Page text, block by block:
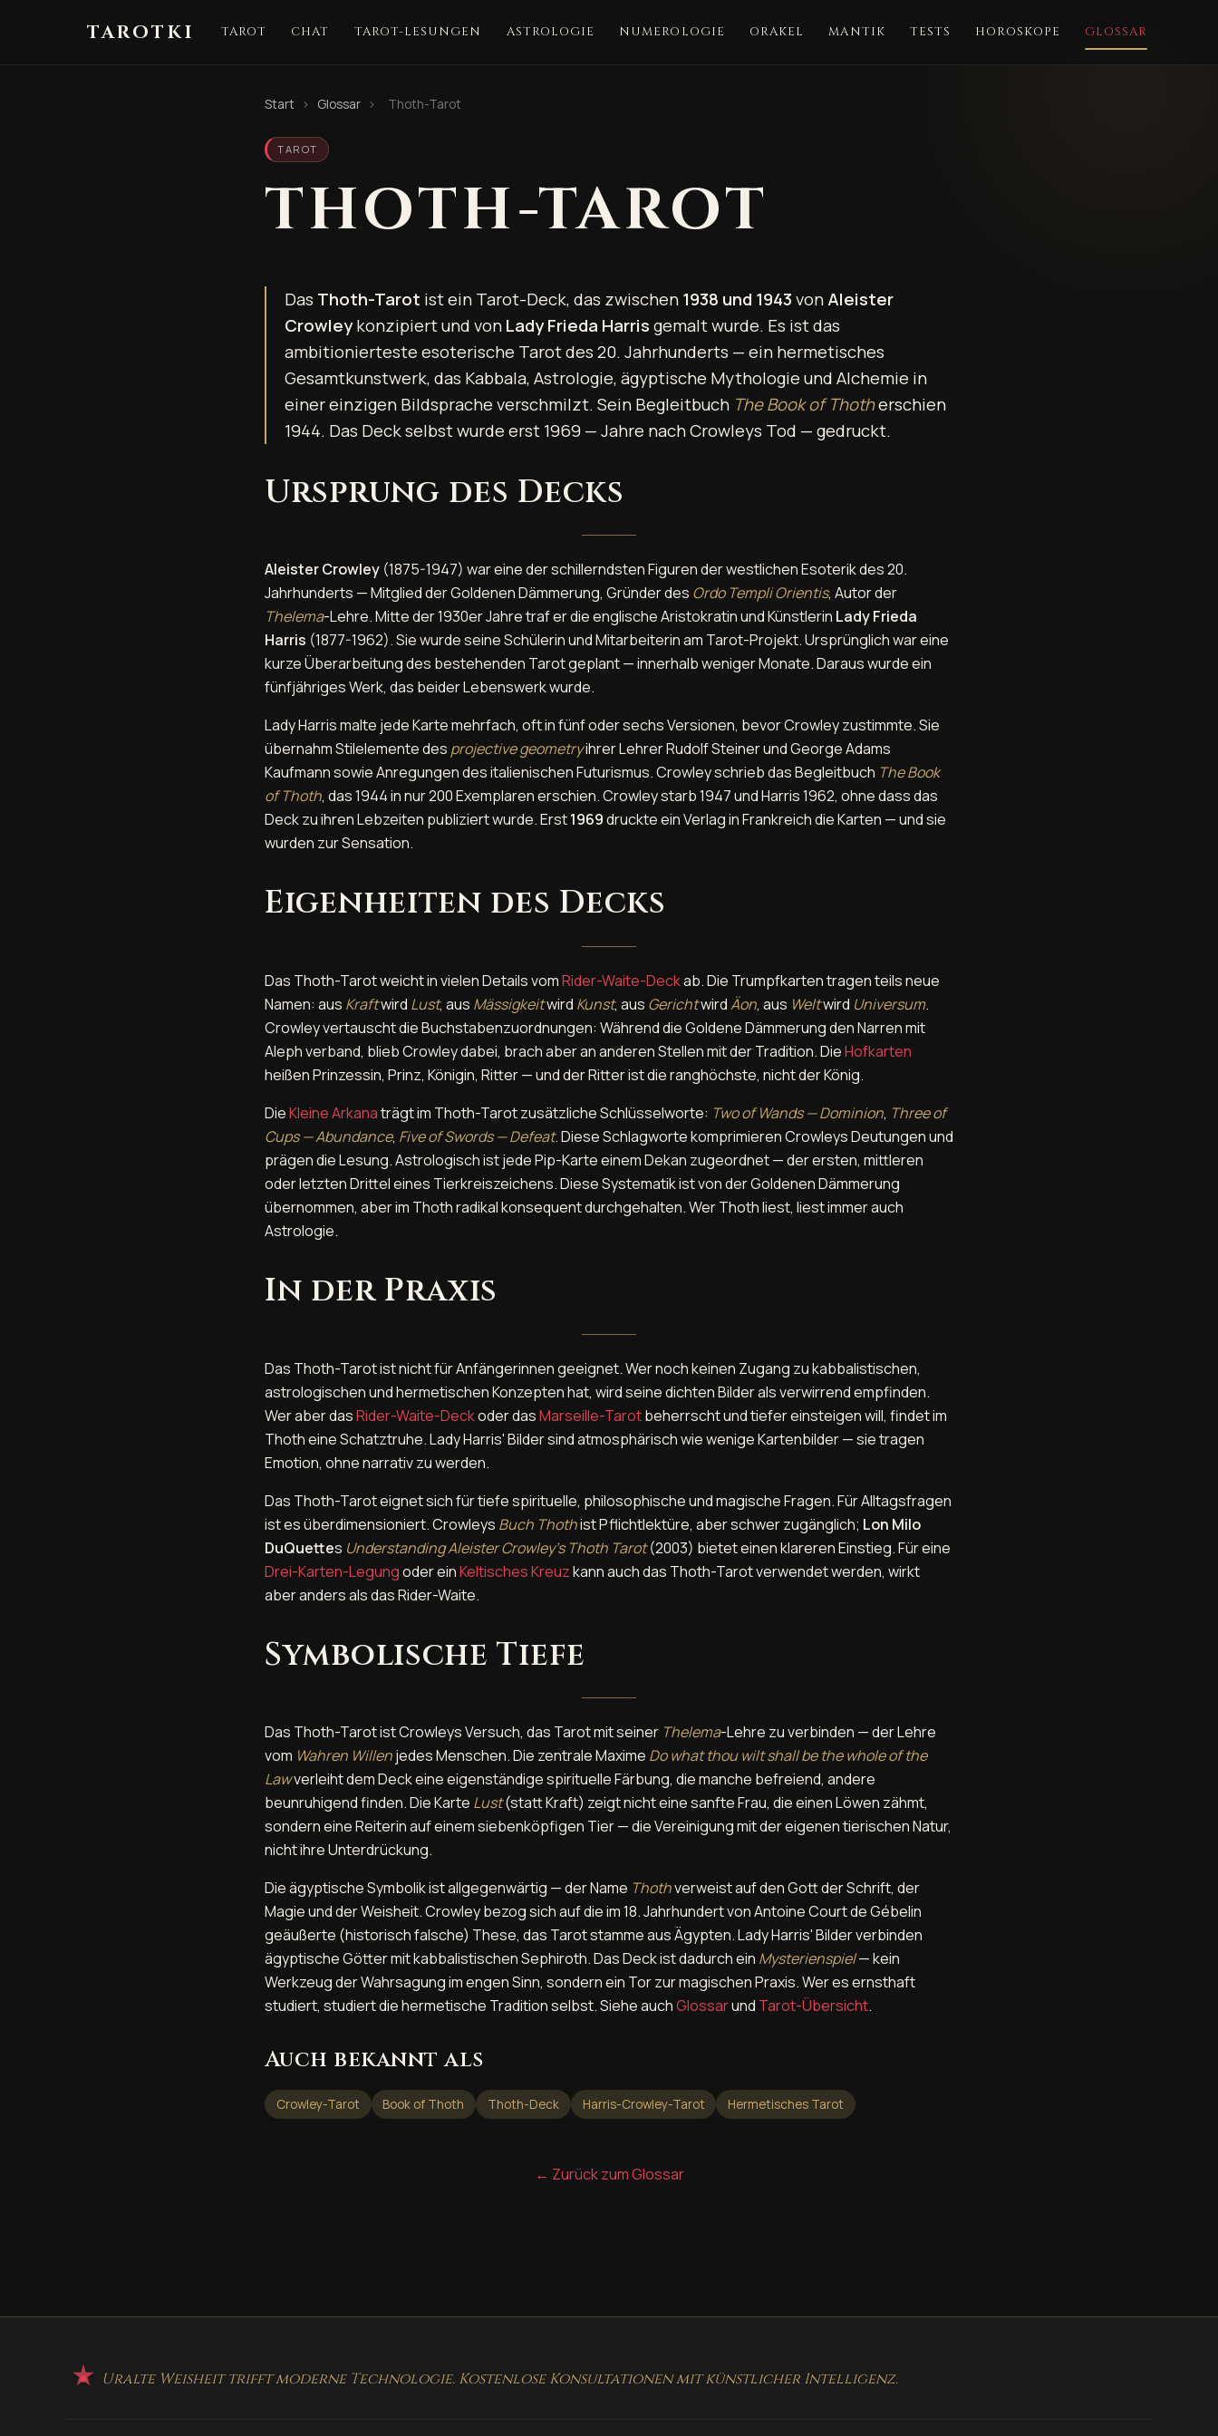
TAROTKI TAROT CHAT TAROT-LESUNGEN ASTROLOGIE NUMEROLOGIE ORAKEL MANTIK TESTS HOROSKOPE GLOSSAR
Start › Glossar › Thoth-Tarot
TAROT
THOTH-TAROT
Das Thoth-Tarot ist ein Tarot-Deck, das zwischen1938 und 1943vonAleister
Crowleykonzipiert und vonLady Frieda Harrisgemalt wurde. Es ist das
ambitionierteste esoterische Tarot des 20. Jahrhunderts — ein hermetisches
Gesamtkunstwerk, das Kabbala, Astrologie, ägyptische Mythologie und Alchemie in
einer einzigen Bildsprache verschmilzt. Sein Begleitbuch The Book of Thotherschien
1944. Das Deck selbst wurde erst 1969 — Jahre nach Crowleys Tod — gedruckt.
Ursprung des Decks
Aleister Crowley (1875-1947) war eine der schillerndsten Figuren der westlichen Esoterik des 20.
Jahrhunderts — Mitglied der Goldenen Dämmerung, Gründer des Ordo Templi Orientis, Autor der
Thelema-Lehre. Mitte der 1930er Jahre traf er die englische Aristokratin und Künstlerin Lady Frieda
Harris (1877-1962). Sie wurde seine Schülerin und Mitarbeiterin am Tarot-Projekt. Ursprünglich war eine
kurze Überarbeitung des bestehenden Tarot geplant — innerhalb weniger Monate. Daraus wurde ein
fünfjähriges Werk, das beider Lebenswerk wurde.
Lady Harris malte jede Karte mehrfach, oft in fünf oder sechs Versionen, bevor Crowley zustimmte. Sie
übernahm Stilelemente des projective geometryihrer Lehrer Rudolf Steiner und George Adams
Kaufmann sowie Anregungen des italienischen Futurismus. Crowley schrieb das Begleitbuch The Book
of Thoth, das 1944 in nur 200 Exemplaren erschien. Crowley starb 1947 und Harris 1962, ohne dass das
Deck zu ihren Lebzeiten publiziert wurde. Erst1969druckte ein Verlag in Frankreich die Karten — und sie
wurden zur Sensation.
Eigenheiten des Decks
Das Thoth-Tarot weicht in vielen Details vomRider-Waite-Deckab. Die Trumpfkarten tragen teils neue
Namen: aus Kraftwird Lust, aus Mässigkeitwird Kunst, aus GerichtwirdÄon, aus Weltwird Universum.
Crowley vertauscht die Buchstabenzuordnungen: Während die Goldene Dämmerung den Narren mit
Aleph verband, blieb Crowley dabei, brach aber an anderen Stellen mit der Tradition. DieHofkarten
heißen Prinzessin, Prinz, Königin, Ritter — und der Ritter ist die ranghöchste, nicht der König.
DieKleine Arkanaträgt im Thoth-Tarot zusätzliche Schlüsselworte: Two of Wands — Dominion, Three of
Cups — Abundance, Five of Swords — Defeat. Diese Schlagworte komprimieren Crowleys Deutungen und
prägen die Lesung. Astrologisch ist jede Pip-Karte einem Dekan zugeordnet — der ersten, mittleren
oder letzten Drittel eines Tierkreiszeichens. Diese Systematik ist von der Goldenen Dämmerung
übernommen, aber im Thoth radikal konsequent durchgehalten. Wer Thoth liest, liest immer auch
Astrologie.
In der Praxis
Das Thoth-Tarot ist nicht für Anfängerinnen geeignet. Wer noch keinen Zugang zu kabbalistischen,
astrologischen und hermetischen Konzepten hat, wird seine dichten Bilder als verwirrend empfinden.
Wer aber dasRider-Waite-Deckoder dasMarseille-Tarotbeherrscht und tiefer einsteigen will, findet im
Thoth eine Schatztruhe. Lady Harris' Bilder sind atmosphärisch wie wenige Kartenbilder — sie tragen
Emotion, ohne narrativ zu werden.
Das Thoth-Tarot eignet sich für tiefe spirituelle, philosophische und magische Fragen. Für Alltagsfragen
ist es überdimensioniert. Crowleys Buch Thothist Pflichtlektüre, aber schwer zugänglich; Lon Milo
DuQuettes Understanding Aleister Crowley's Thoth Tarot(2003) bietet einen klareren Einstieg. Für eine
Drei-Karten-Legungoder einKeltisches Kreuzkann auch das Thoth-Tarot verwendet werden, wirkt
aber anders als das Rider-Waite.
Symbolische Tiefe
Das Thoth-Tarot ist Crowleys Versuch, das Tarot mit seiner Thelema-Lehre zu verbinden — der Lehre
vom Wahren Willenjedes Menschen. Die zentrale Maxime Do what thou wilt shall be the whole of the
Lawverleiht dem Deck eine eigenständige spirituelle Färbung, die manche befreiend, andere
beunruhigend finden. Die Karte Lust(statt Kraft) zeigt nicht eine sanfte Frau, die einen Löwen zähmt,
sondern eine Reiterin auf einem siebenköpfigen Tier — die Vereinigung mit der eigenen tierischen Natur,
nicht ihre Unterdrückung.
Die ägyptische Symbolik ist allgegenwärtig — der Name Thothverweist auf den Gott der Schrift, der
Magie und der Weisheit. Crowley bezog sich auf die im 18. Jahrhundert von Antoine Court de Gébelin
geäußerte (historisch falsche) These, das Tarot stamme aus Ägypten. Lady Harris' Bilder verbinden
ägyptische Götter mit kabbalistischen Sephiroth. Das Deck ist dadurch ein Mysterienspiel— kein
Werkzeug der Wahrsagung im engen Sinn, sondern ein Tor zur magischen Praxis. Wer es ernsthaft
studiert, studiert die hermetische Tradition selbst. Siehe auchGlossarund Tarot-Übersicht.
Auch bekannt als
Crowley-Tarot Book of Thoth Thoth-Deck Harris-Crowley-Tarot Hermetisches Tarot
← Zurück zum Glossar
Uralte Weisheit trifft moderne Technologie. Kostenlose Konsultationen mit künstlicher Intelligenz.